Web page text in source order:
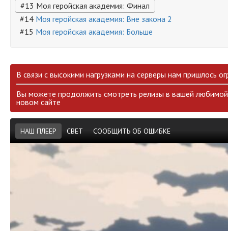
#13 Моя геройская академия: Финал
#14 Моя геройская академия: Вне закона 2
#15 Моя геройская академия: Больше
В связи с высокими нагрузками на серверы нам пришлось
Вы можете продолжить смотреть релизы в вашей
новом сайте
НАШ ПЛЕЕР СВЕТ СООБЩИТЬ ОБ ОШИБКЕ